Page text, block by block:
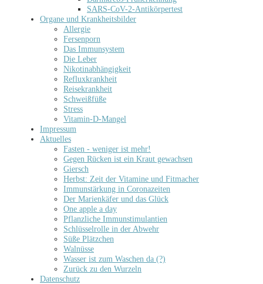
SARS-CoV-2-Antikörpertest
Organe und Krankheitsbilder
Allergie
Fersenporn
Das Immunsystem
Die Leber
Nikotinabhängigkeit
Refluxkrankheit
Reisekrankheit
Schweißfüße
Stress
Vitamin-D-Mangel
Impressum
Aktuelles
Fasten - weniger ist mehr!
Gegen Rücken ist ein Kraut gewachsen
Giersch
Herbst: Zeit der Vitamine und Fitmacher
Immunstärkung in Coronazeiten
Der Marienkäfer und das Glück
One apple a day
Pflanzliche Immunstimulantien
Schlüsselrolle in der Abwehr
Süße Plätzchen
Walnüsse
Wasser ist zum Waschen da (?)
Zurück zu den Wurzeln
Datenschutz